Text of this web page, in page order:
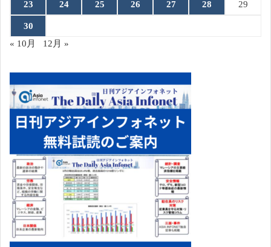
23 24 25 26 27 28 29
30
« 10月
12月 »